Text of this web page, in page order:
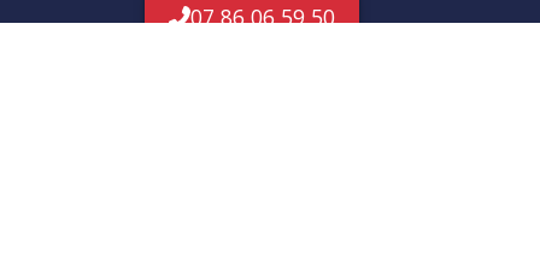
07 86 06 59 50